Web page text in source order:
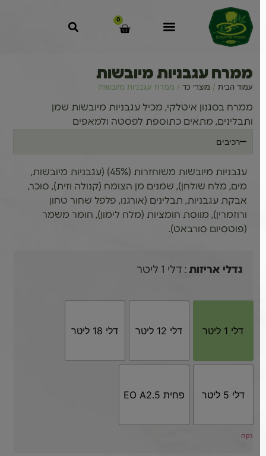
0
ממרח עגבניות מיובשות
עמוד הבית/ מוצרי כד/ ממרח עגבניות מיובשות
ממרח בסגנון איטלקי, מכיל עגבניות מיובשות שמן
ותבלינים, מתאים כתוספת לפסטה ולמאפים
רכיבים
עגבניות מיובשות משוחזרות (45%) (עגבניות מיובשות,
מים, מלח שולחן), שמנים מן הצומח (קנולה וזית), סוכר,
אבקת עגבניות, תבלינים (אורגנו, פלפל שחור טחון
ורוזמרין), מווסת חומציות (מלח לימון), חומר משמר
(פוטסיום סורבאט).
גדלי אריזות : דלי 1 ליטר
דלי 1 ליטר דלי 12 ליטר דלי 18 ליטר
דלי 5 ליטר פחית EO A2.5
נקה